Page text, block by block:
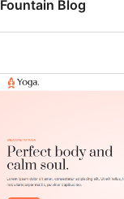
Fountain Blog